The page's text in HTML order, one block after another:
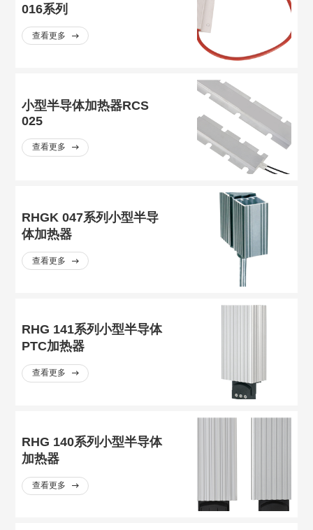
016系列
查看更多
小型半导体加热器RCS
025
查看更多
RHGK 047系列小型半导
体加热器
查看更多
RHG 141系列小型半导体
PTC加热器
查看更多
RHG 140系列小型半导体
加热器
查看更多